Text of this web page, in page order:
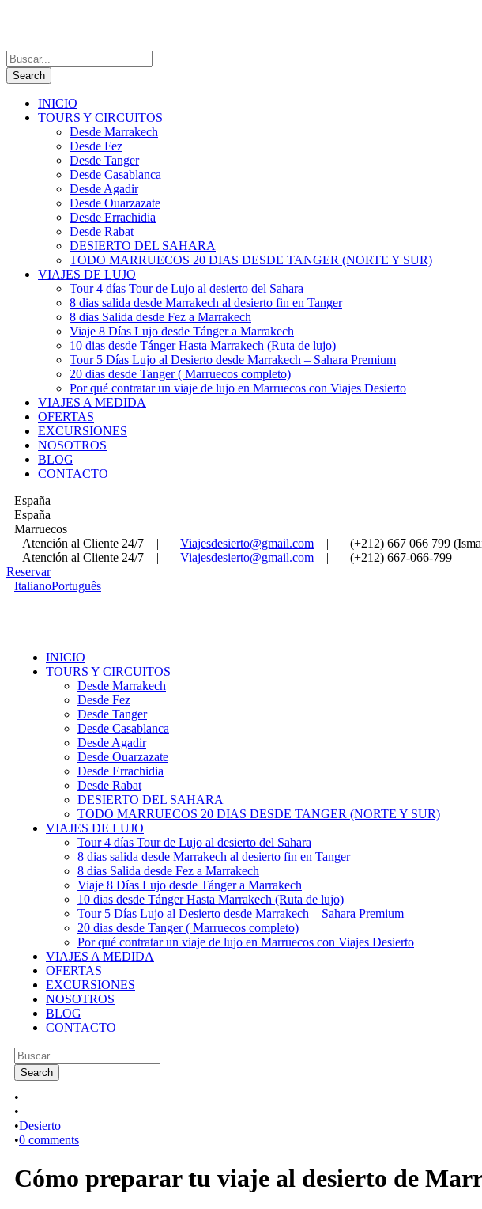
INICIO
TOURS Y CIRCUITOS
Desde Marrakech
Desde Fez
Desde Tanger
Desde Casablanca
Desde Agadir
Desde Ouarzazate
Desde Errachidia
Desde Rabat
DESIERTO DEL SAHARA
TODO MARRUECOS 20 DIAS DESDE TANGER (NORTE Y SUR)
VIAJES DE LUJO
Tour 4 días Tour de Lujo al desierto del Sahara
8 dias salida desde Marrakech al desierto fin en Tanger
8 dias Salida desde Fez a Marrakech
Viaje 8 Días Lujo desde Tánger a Marrakech
10 dias desde Tánger Hasta Marrakech (Ruta de lujo)
Tour 5 Días Lujo al Desierto desde Marrakech – Sahara Premium
20 dias desde Tanger ( Marruecos completo)
Por qué contratar un viaje de lujo en Marruecos con Viajes Desierto
VIAJES A MEDIDA
OFERTAS
EXCURSIONES
NOSOTROS
BLOG
CONTACTO
España
España
Marruecos
Atención al Cliente 24/7
| Viajesdesierto@gmail.com |
(+212) 667 066 799
Atención al Cliente 24/7
| Viajesdesierto@gmail.com |
(+212) 667-066-799
Reservar
ItalianoPortuguês
INICIO
TOURS Y CIRCUITOS
Desde Marrakech
Desde Fez
Desde Tanger
Desde Casablanca
Desde Agadir
Desde Ouarzazate
Desde Errachidia
Desde Rabat
DESIERTO DEL SAHARA
TODO MARRUECOS 20 DIAS DESDE TANGER (NORTE Y SUR)
VIAJES DE LUJO
Tour 4 días Tour de Lujo al desierto del Sahara
8 dias salida desde Marrakech al desierto fin en Tanger
8 dias Salida desde Fez a Marrakech
Viaje 8 Días Lujo desde Tánger a Marrakech
10 dias desde Tánger Hasta Marrakech (Ruta de lujo)
Tour 5 Días Lujo al Desierto desde Marrakech – Sahara Premium
20 dias desde Tanger ( Marruecos completo)
Por qué contratar un viaje de lujo en Marruecos con Viajes Desierto
VIAJES A MEDIDA
OFERTAS
EXCURSIONES
NOSOTROS
BLOG
CONTACTO
•
•
•Desierto
•0 comments
Cómo preparar tu viaje al desierto de